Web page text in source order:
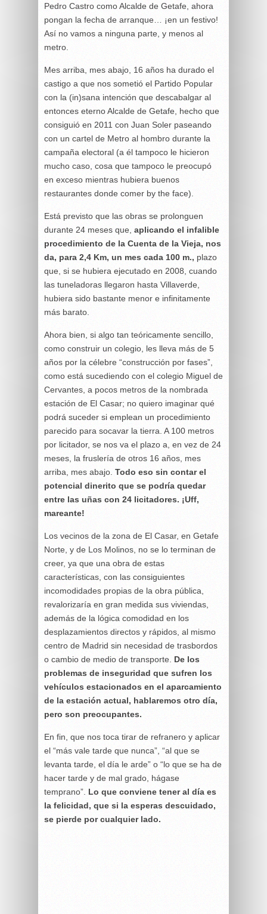
Pedro Castro como Alcalde de Getafe, ahora
pongan la fecha de arranque… ¡en un festivo!
Así no vamos a ninguna parte, y menos al
metro.
Mes arriba, mes abajo, 16 años ha durado el
castigo a que nos sometió el Partido Popular
con la (in)sana intención que descabalgar al
entonces eterno Alcalde de Getafe, hecho que
consiguió en 2011 con Juan Soler paseando
con un cartel de Metro al hombro durante la
campaña electoral (a él tampoco le hicieron
mucho caso, cosa que tampoco le preocupó
en exceso mientras hubiera buenos
restaurantes donde comer by the face).
Está previsto que las obras se prolonguen
durante 24 meses que, aplicando el infalible
procedimiento de la Cuenta de la Vieja, nos
da, para 2,4 Km, un mes cada 100 m., plazo
que, si se hubiera ejecutado en 2008, cuando
las tuneladoras llegaron hasta Villaverde,
hubiera sido bastante menor e infinitamente
más barato.
Ahora bien, si algo tan teóricamente sencillo,
como construir un colegio, les lleva más de 5
años por la célebre “construcción por fases”,
como está sucediendo con el colegio Miguel de
Cervantes, a pocos metros de la nombrada
estación de El Casar; no quiero imaginar qué
podrá suceder si emplean un procedimiento
parecido para socavar la tierra. A 100 metros
por licitador, se nos va el plazo a, en vez de 24
meses, la fruslería de otros 16 años, mes
arriba, mes abajo. Todo eso sin contar el
potencial dinerito que se podría quedar
entre las uñas con 24 licitadores. ¡Uff,
mareante!
Los vecinos de la zona de El Casar, en Getafe
Norte, y de Los Molinos, no se lo terminan de
creer, ya que una obra de estas
características, con las consiguientes
incomodidades propias de la obra pública,
revalorizaría en gran medida sus viviendas,
además de la lógica comodidad en los
desplazamientos directos y rápidos, al mismo
centro de Madrid sin necesidad de trasbordos
o cambio de medio de transporte. De los
problemas de inseguridad que sufren los
vehículos estacionados en el aparcamiento
de la estación actual, hablaremos otro día,
pero son preocupantes.
En fin, que nos toca tirar de refranero y aplicar
el “más vale tarde que nunca”, “al que se
levanta tarde, el día le arde” o “lo que se ha de
hacer tarde y de mal grado, hágase
temprano”. Lo que conviene tener al día es
la felicidad, que si la esperas descuidado,
se pierde por cualquier lado.